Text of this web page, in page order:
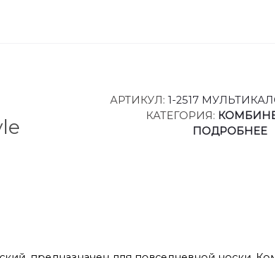
АРТИКУЛ:1-2517
КАТЕГОРИЯ:
ПОДРОБНЕЕ